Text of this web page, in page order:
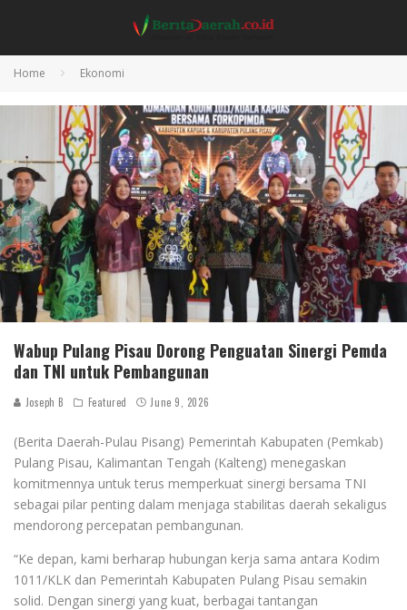
Home Ekonomi
Wabup Pulang Pisau Dorong Penguatan Sinergi Pemda
dan TNI untuk Pembangunan
Joseph B Featured June 9, 2026
(Berita Daerah-Pulau Pisang) Pemerintah Kabupaten (Pemkab)
Pulang Pisau, Kalimantan Tengah (Kalteng) menegaskan
komitmennya untuk terus memperkuat sinergi bersama TNI
sebagai pilar penting dalam menjaga stabilitas daerah sekaligus
mendorong percepatan pembangunan.
“Ke depan, kami berharap hubungan kerja sama antara Kodim
1011/KLK dan Pemerintah Kabupaten Pulang Pisau semakin
solid. Dengan sinergi yang kuat, berbagai tantangan